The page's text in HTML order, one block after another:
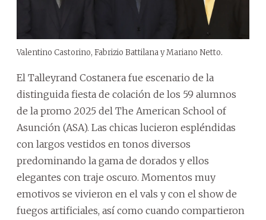
Valentino Castorino, Fabrizio Battilana y Mariano Netto.
El Talleyrand Costanera fue escenario de la
distinguida fiesta de colación de los 59 alumnos
de la promo 2025 del The American School of
Asunción (ASA). Las chicas lucieron espléndidas
con largos vestidos en tonos diversos
predominando la gama de dorados y ellos
elegantes con traje oscuro. Momentos muy
emotivos se vivieron en el vals y con el show de
fuegos artificiales, así como cuando compartieron